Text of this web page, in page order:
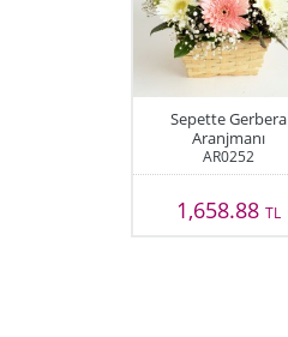
Sepette Gerbera
Aranjmanı
AR0252
1,658.88 TL